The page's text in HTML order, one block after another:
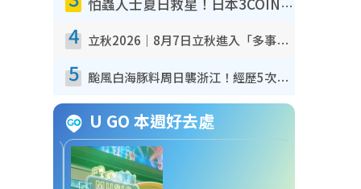
怕蟲人士夏日救星！日本3COINS爆紅驅蟲神器$45起 1招「全程免觸碰」輕鬆搞定小強
4 立秋2026｜8月7日立秋進入「多事之秋」 3件事唔做得！專家教6招開運 清枱頭／銀包納氣接好運
5 颱風白海豚料周日襲浙江！經歷5次「眼牆置換」極罕見 成登陸內地最長途颱風
U GO 本週好去處